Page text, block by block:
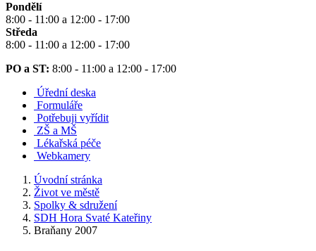
Pondělí
8:00 - 11:00 a 12:00 - 17:00
Středa
8:00 - 11:00 a 12:00 - 17:00
PO a ST: 8:00 - 11:00 a 12:00 - 17:00
Úřední deska
Formuláře
Potřebuji vyřídit
ZŠ a MŠ
Lékařská péče
Webkamery
Úvodní stránka
Život ve městě
Spolky & sdružení
SDH Hora Svaté Kateřiny
Braňany 2007